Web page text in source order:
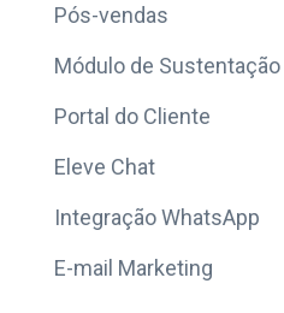
Pós-vendas
Módulo de Sustentação
Portal do Cliente
Eleve Chat
Integração WhatsApp
E-mail Marketing